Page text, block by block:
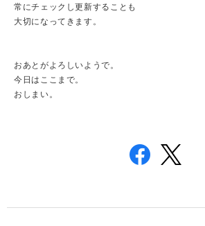
常にチェックし更新することも
大切になってきます。
おあとがよろしいようで。
今日はここまで。
おしまい。